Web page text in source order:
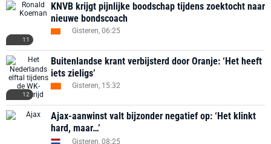
11
KNVB krijgt pijnlijke boodschap tijdens zoektocht naar
nieuwe bondscoach
Gisteren, 06:25
12
Buitenlandse krant verbijsterd door Oranje: ‘Het heeft
iets zieligs’
Gisteren, 15:32
Ajax-aanwinst valt bijzonder negatief op: ‘Het klinkt
hard, maar…’
Gisteren, 08:25